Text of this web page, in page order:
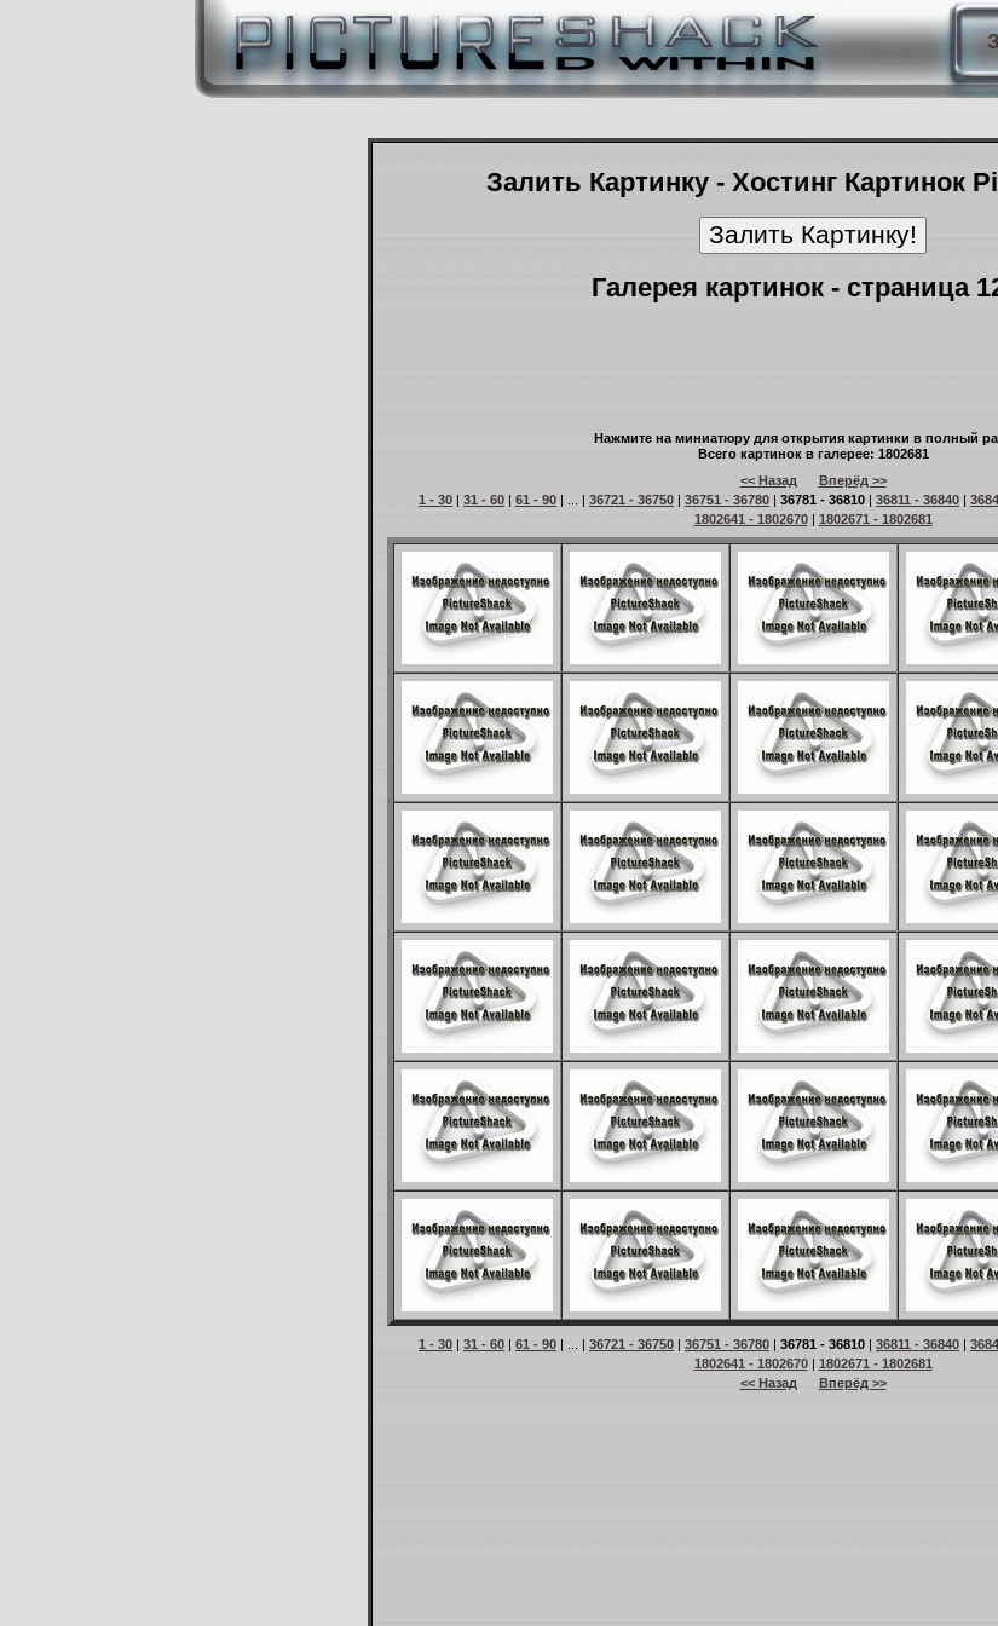
Залить Картинку - Хостинг Картинок
Галерея картинок - страница
Нажмите на миниатюру для открытия картинки в полный
Всего картинок в галерее: 1802681
<< Назад
Вперёд >>
1 - 30 | 31 - 60 | 61 - 90 | ... | 36721 - 36750 | 36751 - 36780 | 36781 - 36810 | 36811 - 36840 |
1802641 - 1802670| 1802671 - 1802681
1 - 30 | 31 - 60 | 61 - 90 | ... | 36721 - 36750 | 36751 - 36780 | 36781 - 36810 | 36811 - 36840 |
1802641 - 1802670| 1802671 - 1802681
<< Назад
Вперёд >>